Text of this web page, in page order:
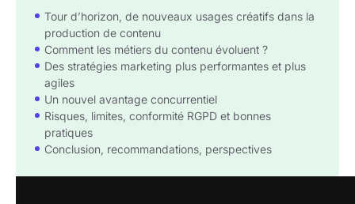
Tour d’horizon, de nouveaux usages créatifs dans la
production de contenu
Comment les métiers du contenu évoluent ?
Des stratégies marketing plus performantes et plus
agiles
Un nouvel avantage concurrentiel
Risques, limites, conformité RGPD et bonnes
pratiques
Conclusion, recommandations, perspectives